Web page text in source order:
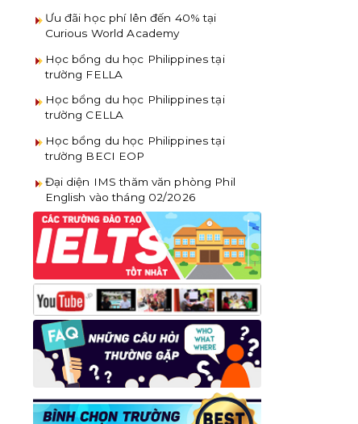
Ưu đãi học phí lên đến 40% tại
Curious World Academy
Học bổng du học Philippines tại
trường FELLA
Học bổng du học Philippines tại
trường CELLA
Học bổng du học Philippines tại
trường BECI EOP
Đại diện IMS thăm văn phòng Phil
English vào tháng 02/2026